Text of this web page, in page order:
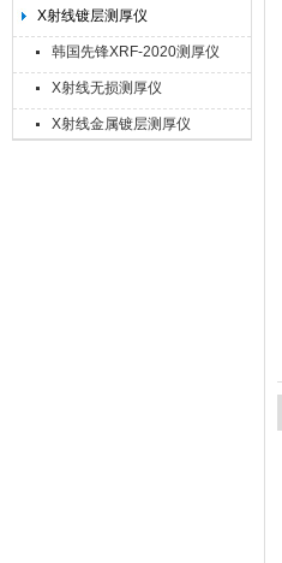
上海精诚兴仪器仪表有限公司
X射线镀层测厚仪
韩国先锋XRF-2020测厚仪
X射线无损测厚仪
X射线金属镀层测厚仪